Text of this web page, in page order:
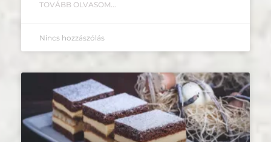
TOVÁBB OLVASOM...
Nincs hozzászólás